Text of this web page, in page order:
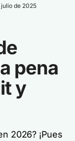
de 2025
pena
y
2026? ¡Pues